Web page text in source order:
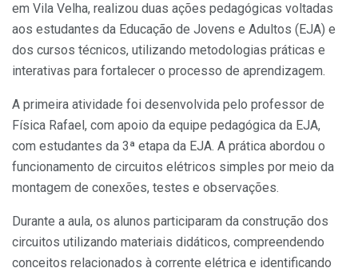
em Vila Velha, realizou duas ações pedagógicas voltadas
aos estudantes da Educação de Jovens e Adultos (EJA) e
dos cursos técnicos, utilizando metodologias práticas e
interativas para fortalecer o processo de aprendizagem.
A primeira atividade foi desenvolvida pelo professor de
Física Rafael, com apoio da equipe pedagógica da EJA,
com estudantes da 3ª etapa da EJA. A prática abordou o
funcionamento de circuitos elétricos simples por meio da
montagem de conexões, testes e observações.
Durante a aula, os alunos participaram da construção dos
circuitos utilizando materiais didáticos, compreendendo
conceitos relacionados à corrente elétrica e identificando